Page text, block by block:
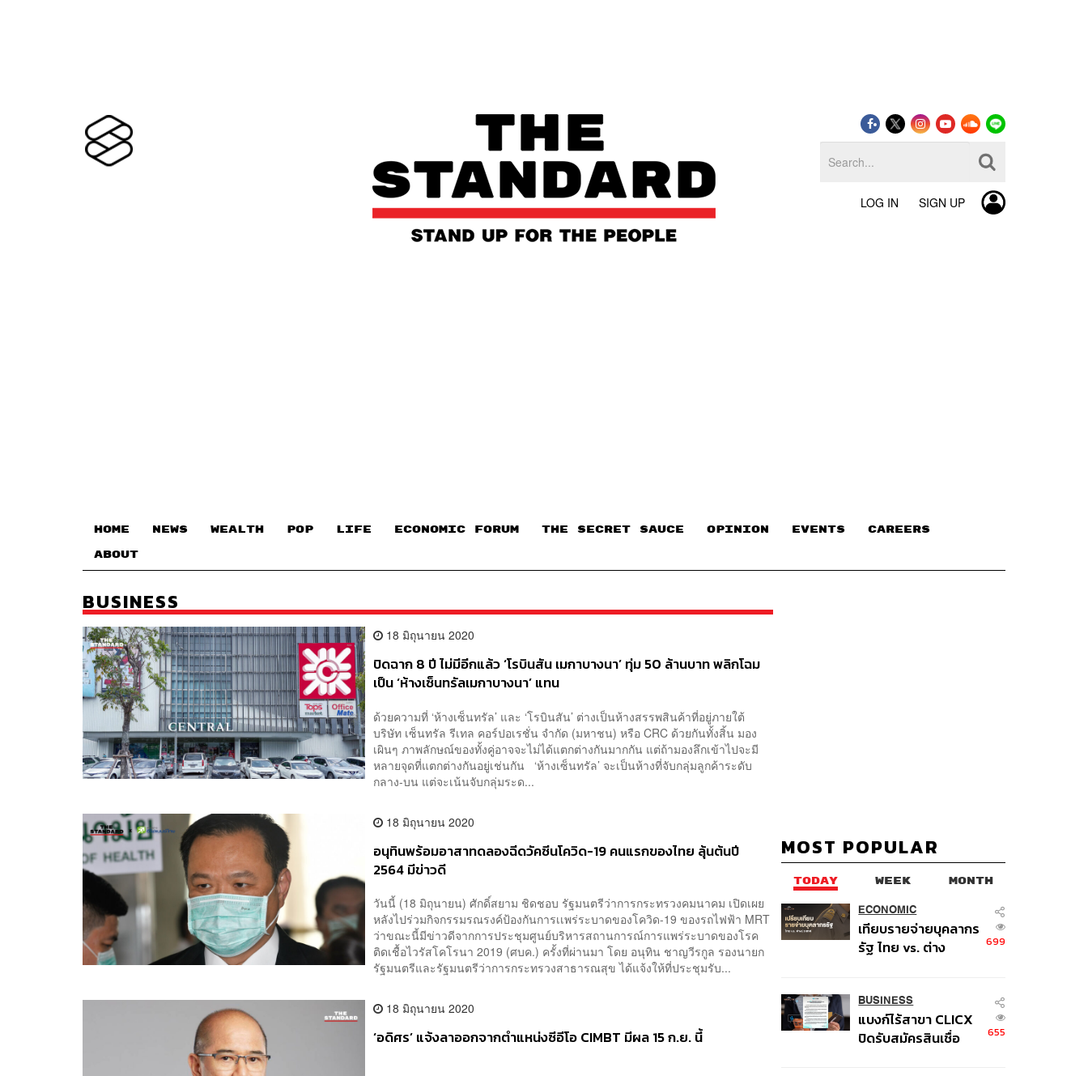
LOG IN SIGN UP
HOME NEWS WEALTH POP LIFE ECONOMIC FORUM THE SECRET SAUCE​ OPINION EVENTS CAREERS
ABOUT
BUSINESS
18 มิถุนายน 2020
ปิดฉาก 8 ปี ไม่มีอีกแล้ว ‘โรบินสัน เมกาบางนา’ ทุ่ม 50 ล้านบาท พลิกโฉม
เป็น ‘ห้างเซ็นทรัลเมกาบางนา’ แทน
ด้วยความที่ ‘ห้างเซ็นทรัล’ และ ‘โรบินสัน’ ต่างเป็นห้างสรรพสินค้าที่อยู่ภายใต้
บริษัท เซ็นทรัล รีเทล คอร์ปอเรชั่น จำกัด (มหาชน) หรือ CRC ด้วยกันทั้งสิ้น มอง
เผินๆ ภาพลักษณ์ของทั้งคู่อาจจะไม่ได้แตกต่างกันมากกัน แต่ถ้ามองลึกเข้าไปจะมี
หลายจุดที่แตกต่างกันอยู่เช่นกัน ‘ห้างเซ็นทรัล’ จะเป็นห้างที่จับกลุ่มลูกค้าระดับ
กลาง-บน แต่จะเน้นจับกลุ่มระด...
18 มิถุนายน 2020
อนุทินพร้อมอาสาทดลองฉีดวัคซีนโควิด-19 คนแรกของไทย ลุ้นต้นปี
2564 มีข่าวดี
วันนี้ (18 มิถุนายน) ศักดิ์สยาม ชิดชอบ รัฐมนตรีว่าการกระทรวงคมนาคม เปิดเผย
หลังไปร่วมกิจกรรมรณรงค์ป้องกันการเเพร่ระบาดของโควิด-19 ของรถไฟฟ้า MRT
ว่าขณะนี้มีข่าวดีจากการประชุมศูนย์บริหารสถานการณ์การแพร่ระบาดของโรค
ติดเชื้อไวรัสโคโรนา 2019 (ศบค.) ครั้งที่ผ่านมา โดย อนุทิน ชาญวีรกูล รองนายก
รัฐมนตรีและรัฐมนตรีว่าการกระทรวงสาธารณสุข ได้แจ้งให้ที่ประชุมรับ...
18 มิถุนายน 2020
‘อดิศร’ แจ้งลาออกจากตำแหน่งซีอีโอ CIMBT มีผล 15 ก.ย. นี้
MOST POPULAR
TODAY WEEK MONTH
ECONOMIC
เทียบรายจ่ายบุคลากร
รัฐ ไทย vs. ต่าง
ไปกับข้าราชการเฉียด
40 บาท
699
BUSINESS
แบงก์ไร้สาขา CLICX
ปิดรับสมัครสินเชื่อ
655